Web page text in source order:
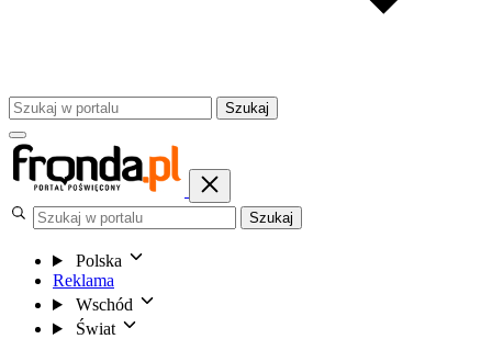
Szukaj
Szukaj
Polska
Reklama
Wschód
Świat